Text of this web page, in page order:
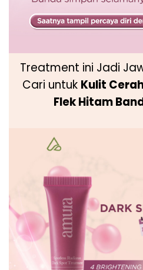
Treatment ini Jadi
Cari untuk Kulit
Flek Hitam